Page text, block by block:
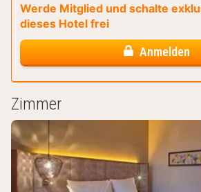
Werde Mitglied und schalte
dieses Hotel frei
Anmelden
Zimmer